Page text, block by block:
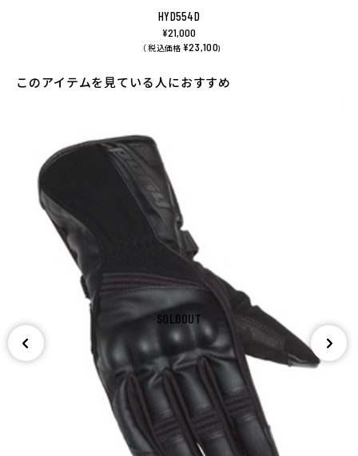
HYD554D
¥21,000
（ 税込価格 ¥23,100)
このアイテムを見ている人におすすめ
SOLDOUT